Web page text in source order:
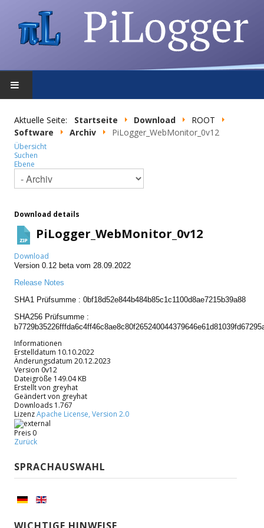
FEATURES
DOWNLOAD
SHOP
DATENSCHUTZ
Aktuelle Seite: Startseite Download
ROOT
Software
Archiv PiLogger_WebMonitor_0v12
Übersicht
Suchen
Ebene
Download details
PiLogger_WebMonitor_0v12
Download
Version 0.12 beta vom 28.09.2022
Release Notes
SHA1 Prüfsumme : 0bf18d52e844b484b85c1c1100d8ae7215b39a88
SHA256 Prüfsumme :
Informationen
Erstelldatum 10.10.2022
Änderungsdatum 20.12.2023
Version 0v12
Dateigröße 149.04 KB
Erstellt von greyhat
Geändert von greyhat
Downloads 1.767
LizenzApache License, Version 2.0
Preis 0
Zurück
SPRACHAUSWAHL